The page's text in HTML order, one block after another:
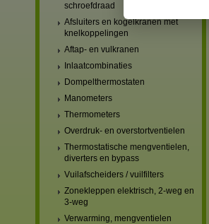
schroefdraad
Afsluiters en kogelkranen met
knelkoppelingen
Aftap- en vulkranen
Inlaatcombinaties
Dompelthermostaten
Manometers
Thermometers
Overdruk- en overstortventielen
Thermostatische mengventielen,
diverters en bypass
Vuilafscheiders / vuilfilters
Zonekleppen elektrisch, 2-weg en
3-weg
Verwarming, mengventielen